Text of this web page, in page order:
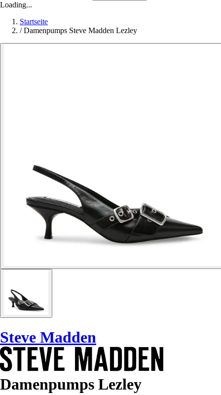
Loading...
Startseite
/ Damenpumps Steve Madden Lezley
Steve Madden
Damenpumps Lezley